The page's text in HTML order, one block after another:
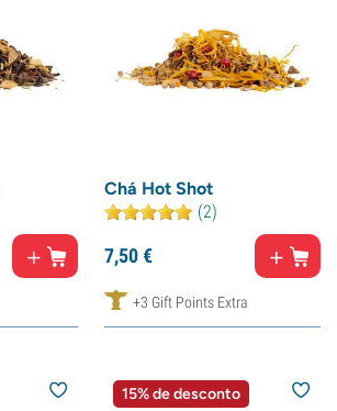
Chá Hot Shot
(2)
7,50€
+3 Gift Points Extra
15% de desconto